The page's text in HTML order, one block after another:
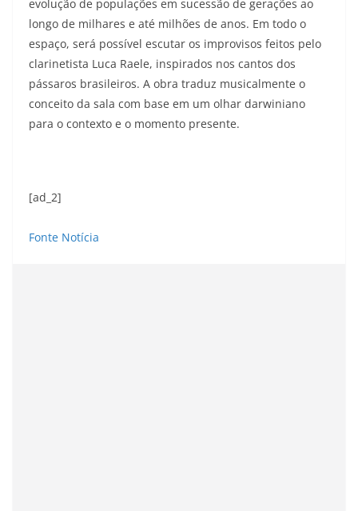
evolução de populações em sucessão de gerações ao
longo de milhares e até milhões de anos. Em todo o
espaço, será possível escutar os improvisos feitos pelo
clarinetista Luca Raele, inspirados nos cantos dos
pássaros brasileiros. A obra traduz musicalmente o
conceito da sala com base em um olhar darwiniano
para o contexto e o momento presente.
[ad_2]
Fonte Notícia